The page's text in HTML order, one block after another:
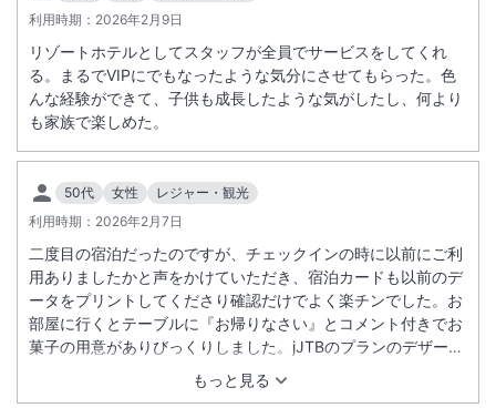
利用時期： 2026年2月9日
リゾートホテルとしてスタッフが全員でサービスをしてくれ
る。まるでVIPにでもなったような気分にさせてもらった。色
んな経験ができて、子供も成長したような気がしたし、何より
も家族で楽しめた。
50代 女性
レジャー・観光
利用時期： 2026年2月7日
もっと見る
二度目の宿泊だったのですが、チェックインの時に以前にご利
用ありましたかと声をかけていただき、宿泊カードも以前のデ
ータをプリントしてくださり確認だけでよく楽チンでした。お
部屋に行くとテーブルに『お帰りなさい』とコメント付きでお
菓子の用意がありびっくりしました。jJTBのプランのデザート
や飲み物の食べ放題コーナーもグレードアップしていてすごか
った。 沖縄っぽい海と景色がとてもいいホテル。